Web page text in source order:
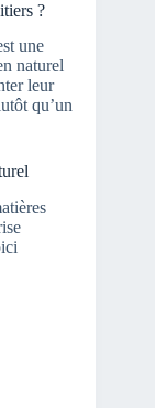
?
une
naturel
leur
qu’un